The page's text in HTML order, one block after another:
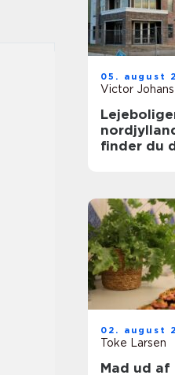
05. august
Victor
nordjylland
finder du
02. august
Toke Larsen
Mad ud af